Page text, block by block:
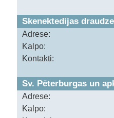
Skenektedijas draudze
Adrese:
Kalpo:
Kontakti:
Sv. Pēterburgas un
Adrese:
Kalpo: